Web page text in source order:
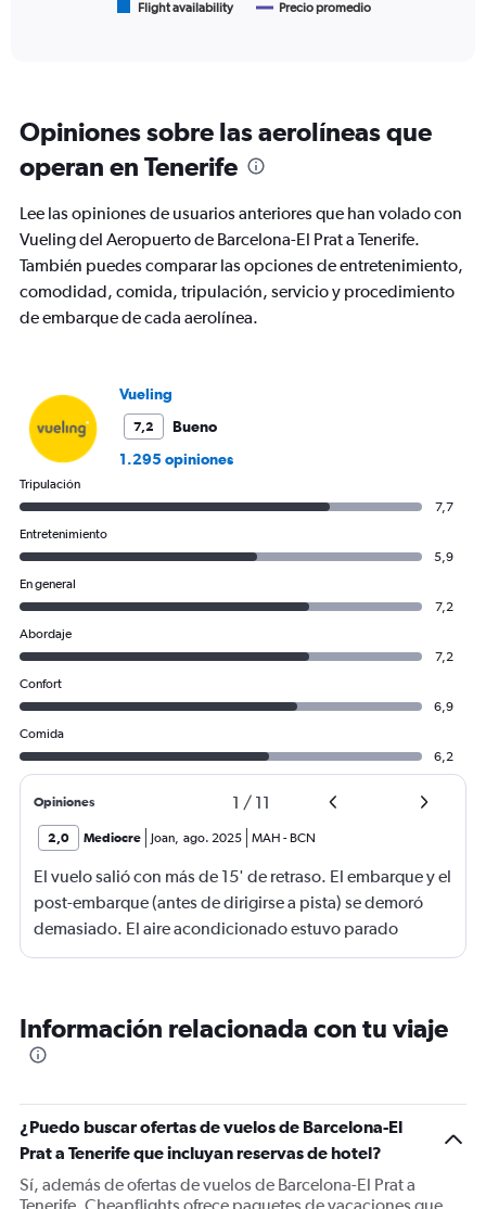
6
The
has
2
axes
displaying
Avg.
of
flights.
Flight availability Precio promedio
Opiniones sobre las aerolíneas que
operan en Tenerife
Lee las opiniones de usuarios anteriores que han volado con
Vueling del Aeropuerto de Barcelona-El Prat a Tenerife.
También puedes comparar las opciones de entretenimiento,
comodidad, comida, tripulación, servicio y procedimiento
de embarque de cada aerolínea.
Vueling
7,2
Bueno
1.295 opiniones
Tripulación
7,7
Entretenimiento
5,9
En general
7,2
Abordaje
7,2
Confort
6,9
Comida
6,2
Opiniones 1 / 11
2,0 Mediocre Joan, ago. 2025 MAH - BCN
El vuelo salió con más de 15' de retraso. El embarque y el
post-embarque (antes de dirigirse a pista) se demoró
demasiado. El aire acondicionado estuvo parado
durante el post-embarque (antes de dirigirse a pista) y
Información relacionada con tu viaje
¿Puedo buscar ofertas de vuelos de Barcelona-El
Prat a Tenerife que incluyan reservas de hotel?
Sí, además de ofertas de vuelos de Barcelona-El Prat a